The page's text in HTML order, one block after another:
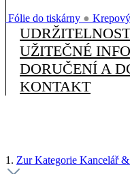
Fólie do tiskárny ●
UDRŽITELNOST
UŽITEČNÉ
DORUČENÍ A
KONTAKT
1. Zur Kategorie Kancelář